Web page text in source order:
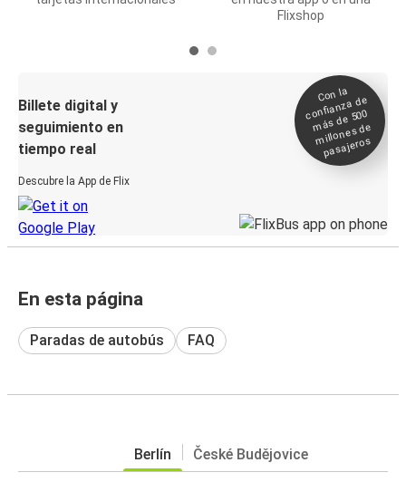
Flixshop
Billete digital y
seguimiento en
tiempo real
Descubre la App de Flix
Con la
confianza de
más de 500
millones de
pasajeros
En esta página
Paradas de autobús FAQ
Berlín České Budějovice